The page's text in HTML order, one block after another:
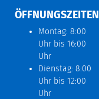
ÖFFNUNGSZEITEN
Montag: 8:00
Uhr bis 16:00
Uhr
Dienstag: 8:00
Uhr bis 12:00
Uhr